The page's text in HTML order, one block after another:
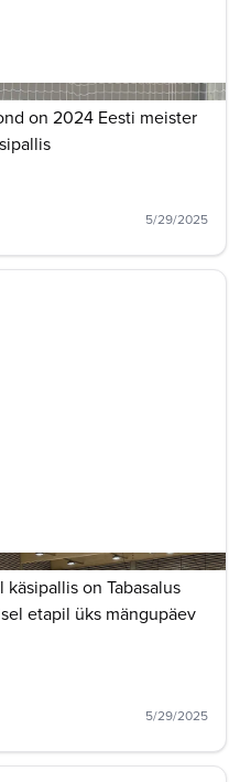
on 2024 Eesti meister
5/29/2025
on Tabasalus
etapil üks mängupäev
5/29/2025